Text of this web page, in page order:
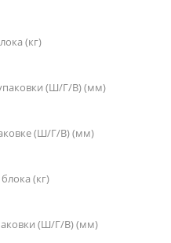
(кг)
(Ш/Г/В) (мм)
(Ш/Г/В) (мм)
(кг)
(Ш/Г/В) (мм)